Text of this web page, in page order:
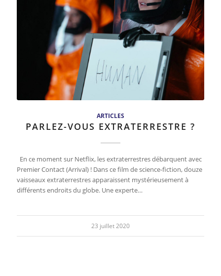
ARTICLES
PARLEZ-VOUS EXTRATERRESTRE ?
En ce moment sur Netflix, les extraterrestres débarquent avec
Premier Contact (Arrival) ! Dans ce film de science-fiction, douze
vaisseaux extraterrestres apparaissent mystérieusement à
différents endroits du globe. Une experte…
23 juillet 2020